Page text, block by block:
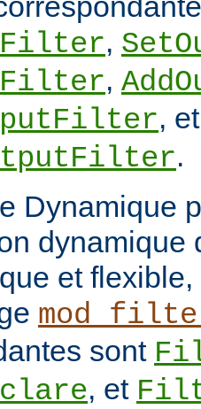
,
,
, et
.
Dynamique
dynamique
et
sont
, et